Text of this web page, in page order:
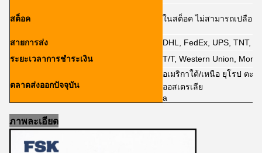
สต็อค ในสต็อค ไม่สามารถเปลือย
สายการส่ง
DHL, FedEx, UPS, TNT,
ระยะเวลาการชําระเงิน
T/T, Western Union,
ตลาดส่งออกปัจจุบัน
อเมริกาใต้/เหนือ ยุโรป ตะ
ออสเตรเลีย
a
ภาพละเอียด